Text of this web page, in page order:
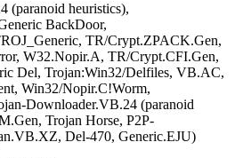
(paranoid heuristics),
BackDoor,
TR/Crypt.ZPACK.Gen,
W32.Nopir.A, TR/Crypt.CFI.Gen,
Del, Trojan:Win32/Delfiles, VB.AC,
Win32/Nopir.C!Worm,
Downloader.VB.24 (paranoid
Trojan Horse, P2P-
Del-470, Generic.EJU)